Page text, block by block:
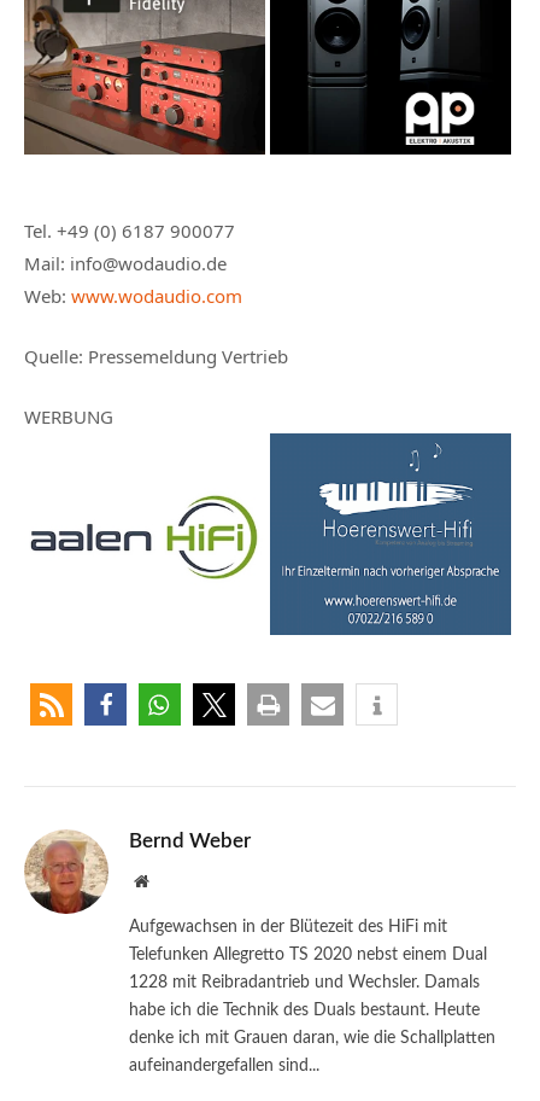
Tel. +49 (0) 6187 900077
Mail: info@wodaudio.de
Web: www.wodaudio.com
Quelle: Pressemeldung Vertrieb
WERBUNG
Bernd Weber
Website
Aufgewachsen in der Blütezeit des HiFi mit
Telefunken Allegretto TS 2020 nebst einem Dual
1228 mit Reibradantrieb und Wechsler. Damals
habe ich die Technik des Duals bestaunt. Heute
denke ich mit Grauen daran, wie die Schallplatten
aufeinandergefallen sind...